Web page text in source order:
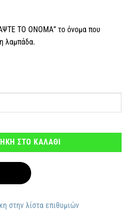
ΤΟ ΟΝΟΜΑ” το όνομα που
λαμπάδα.
Κόκκινη με όνομα ποσότητα
ΣΤΟ ΚΑΛΑΘΙ
στην λίστα επιθυμιών